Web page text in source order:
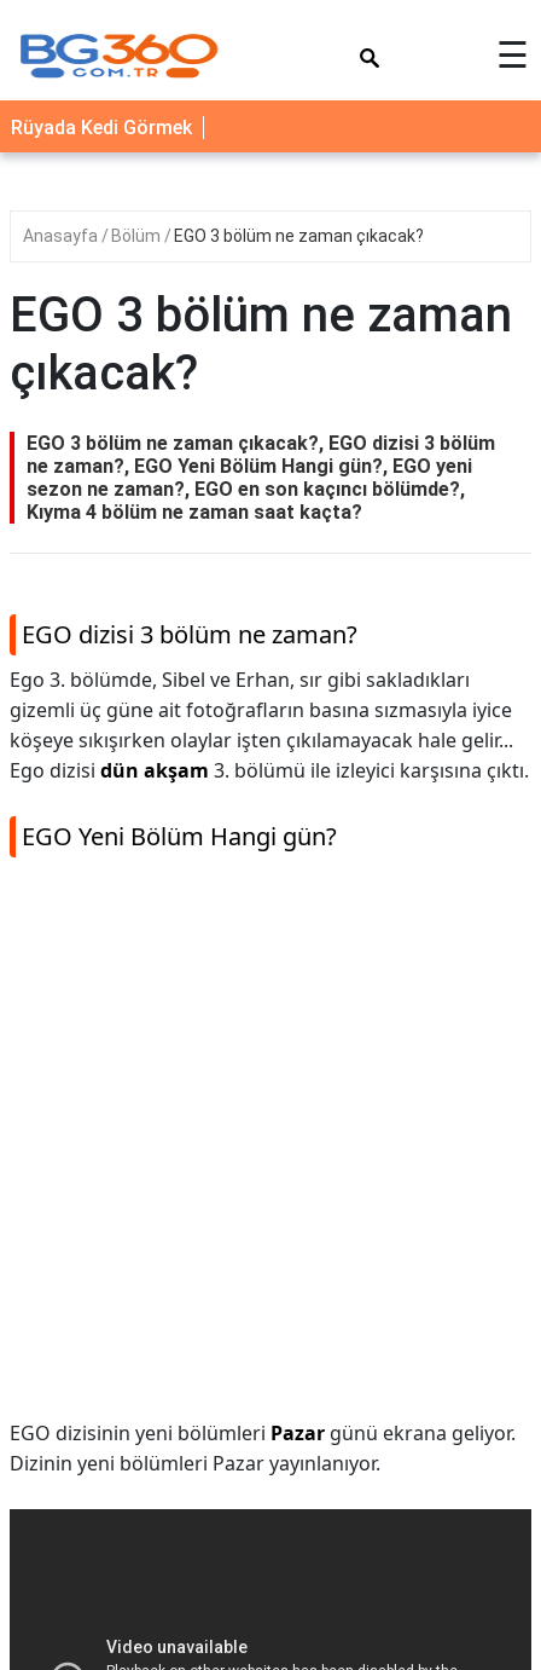
YEMEK
TARİFLERİ
SAĞLIK
İLETİŞİM
☰
Rüyada Kedi Görmek
Anasayfa Bölüm EGO 3 bölüm ne zaman çıkacak?
EGO 3 bölüm ne zaman
çıkacak?
EGO 3 bölüm ne zaman çıkacak?, EGO dizisi 3 bölüm
ne zaman?, EGO Yeni Bölüm Hangi gün?, EGO yeni
sezon ne zaman?, EGO en son kaçıncı bölümde?,
Kıyma 4 bölüm ne zaman saat kaçta?
EGO dizisi 3 bölüm ne zaman?
Ego 3. bölümde, Sibel ve Erhan, sır gibi sakladıkları
gizemli üç güne ait fotoğrafların basına sızmasıyla iyice
köşeye sıkışırken olaylar işten çıkılamayacak hale gelir...
Ego dizisi dün akşam 3. bölümü ile izleyici karşısına çıktı.
EGO Yeni Bölüm Hangi gün?
EGO dizisinin yeni bölümleri Pazar günü ekrana geliyor.
Dizinin yeni bölümleri Pazar yayınlanıyor.